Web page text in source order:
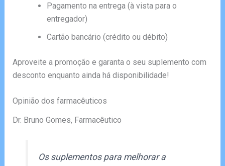
Pagamento na entrega (à vista para o
entregador)
Cartão bancário (crédito ou débito)
Aproveite a promoção e garanta o seu suplemento com
desconto enquanto ainda há disponibilidade!
Opinião dos farmacêuticos
Dr. Bruno Gomes, Farmacêutico
Os suplementos para melhorar a